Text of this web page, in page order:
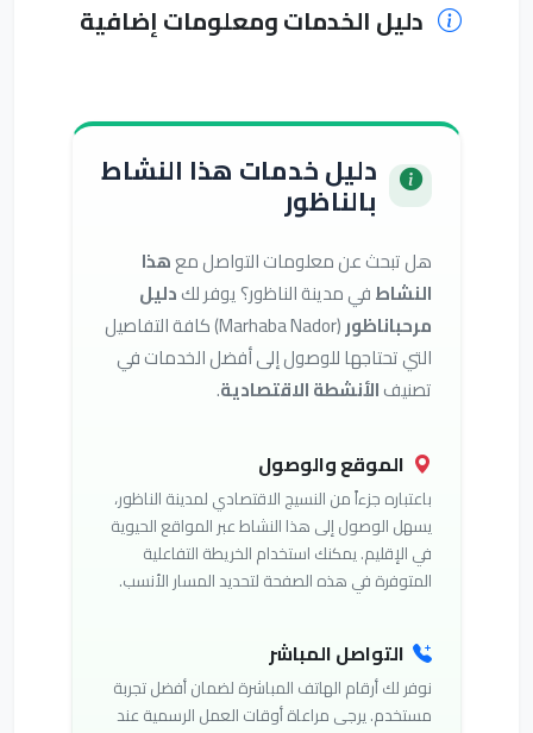
دليل الخدمات ومعلومات إضافية
دليل خدمات هذا النشاط
بالناظور
هل تبحث عن معلومات التواصل معهذا
النشاطفي مدينة الناظور؟ يوفر لكدليل
مرحباناظور
(Marhaba Nador) كافة التفاصيل
التي تحتاجها للوصول إلى أفضل الخدمات في
تصنيفالأنشطة الاقتصادية.
الموقع والوصول
باعتباره جزءاً من النسيج الاقتصادي لمدينة الناظور،
يسهل الوصول إلى هذا النشاط عبر المواقع الحيوية
في الإقليم. يمكنك استخدام الخريطة التفاعلية
المتوفرة في هذه الصفحة لتحديد المسار الأنسب.
التواصل المباشر
نوفر لك أرقام الهاتف المباشرة لضمان أفضل تجربة
مستخدم. يرجى مراعاة أوقات العمل الرسمية عند